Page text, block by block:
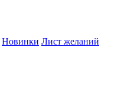
Новинки Лист желаний